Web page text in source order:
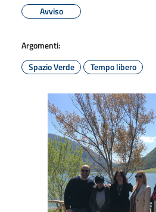
Avviso
Argomenti:
Spazio Verde
Tempo libero